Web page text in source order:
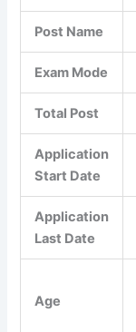
Post Name
Exam Mode
Total Post
Application
Start Date
Application
Last Date
Age